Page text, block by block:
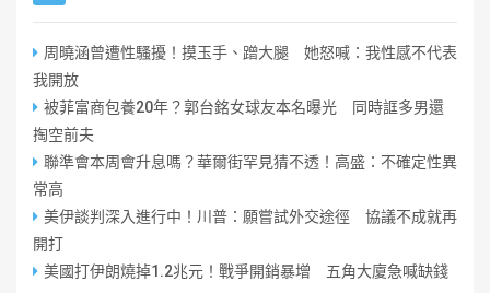
周曉涵曾遭性騷擾！摸玉手、蹭大腿 她怒喊：我性感不代表
我開放
被菲富商包養20年？郭台銘女球友本名曝光 同時誆多男還
掏空前夫
聯準會本周會升息嗎？華爾街罕見猜不透！高盛：不確定性異
常高
美伊談判深入進行中！川普：願嘗試外交途徑 協議不成就再
開打
美國打伊朗燒掉1.2兆元！戰爭開銷暴增 五角大廈急喊缺錢